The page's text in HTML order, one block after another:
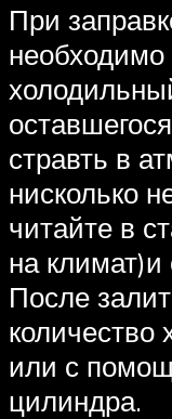
При
стравть в
нисколько
читайте в
на климат)и
После
количество
или с
цилиндра.